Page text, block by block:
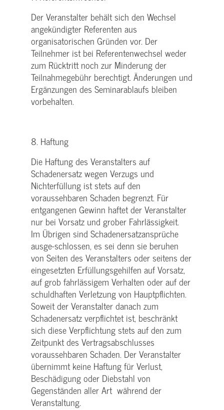
Der Veranstalter behält sich den Wechsel
angekündigter Referenten aus
organisatorischen Gründen vor. Der
Teilnehmer ist bei Referentenwechsel weder
zum Rücktritt noch zur Minderung der
Teilnahmegebühr berechtigt. Änderungen und
Ergänzungen des Seminarablaufs bleiben
vorbehalten.
8. Haftung
Die Haftung des Veranstalters auf
Schadenersatz wegen Verzugs und
Nichterfüllung ist stets auf den
voraussehbaren Schaden begrenzt. Für
entgangenen Gewinn haftet der Veranstalter
nur bei Vorsatz und grober Fahrlässigkeit.
Im Übrigen sind Schadenersatzansprüche
ausge-schlossen, es sei denn sie beruhen
von Seiten des Veranstalters oder seitens der
eingesetzten Erfüllungsgehilfen auf Vorsatz,
auf grob fahrlässigem Verhalten oder auf der
schuldhaften Verletzung von Hauptpflichten.
Soweit der Veranstalter danach zum
Schadenersatz verpflichtet ist, beschränkt
sich diese Verpflichtung stets auf den zum
Zeitpunkt des Vertragsabschlusses
voraussehbaren Schaden. Der Veranstalter
übernimmt keine Haftung für Verlust,
Beschädigung oder Diebstahl von
Gegenständen aller Art während der
Veranstaltung.